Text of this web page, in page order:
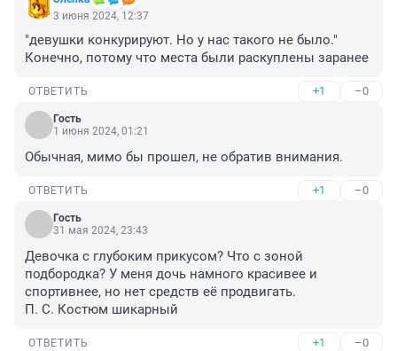
3 июня 2024, 12:37
"девушки конкурируют. Но у нас такого не было."
Конечно, потому что места были раскуплены заранее
ОТВЕТИТЬ +1 –0
Гость
1 июня 2024, 01:21
Обычная, мимо бы прошел, не обратив внимания.
ОТВЕТИТЬ +1 –0
Гость
31 мая 2024, 23:43
Девочка с глубоким прикусом? Что с зоной
подбородка? У меня дочь намного красивее и
спортивнее, но нет средств её продвигать.
П. С. Костюм шикарный
ОТВЕТИТЬ +1 –0